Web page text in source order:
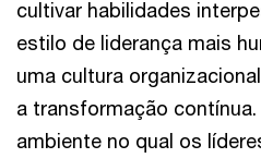
cultivar habilidades
estilo de liderança mais
uma cultura
a transformação
ambiente no qual os